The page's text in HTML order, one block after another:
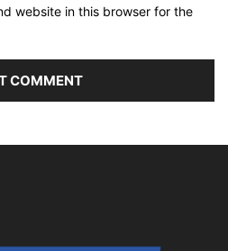
website in this browser for the